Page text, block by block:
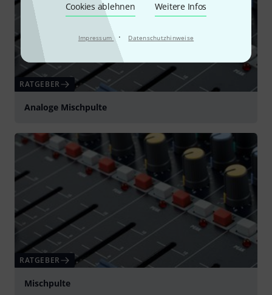
Cookies ablehnen Weitere Infos
Impressum · Datenschutzhinweise
RATGEBER
Analoge Mischpulte
RATGEBER
Mischpulte